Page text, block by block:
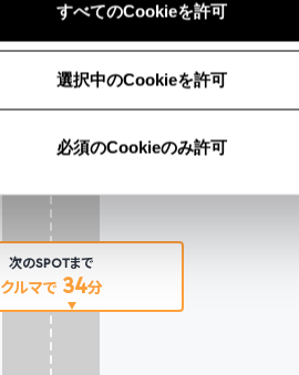
すべてのCookieを許可
選択中のCookieを許可
必須のCookieのみ許可
次のSPOTまで
クルマで 34分